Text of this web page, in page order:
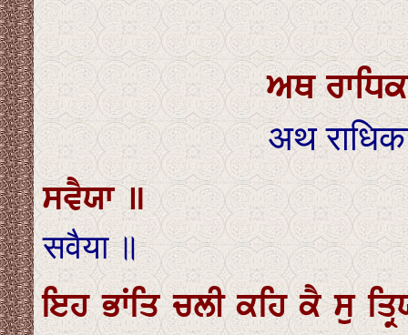
ਅਥ
अथ
ਸਵੈਯਾ ॥
सवैया ॥
ਇਹ ਭਾਂਤਿ ਚਲੀ ਕਹਿ ਕੈ ਸੁ